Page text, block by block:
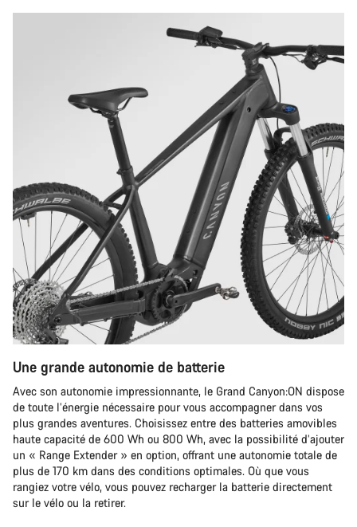
Une grande autonomie de batterie
Avec son autonomie impressionnante, le Grand Canyon:ON dispose
de toute l’énergie nécessaire pour vous accompagner dans vos
plus grandes aventures. Choisissez entre des batteries amovibles
haute capacité de 600 Wh ou 800 Wh, avec la possibilité d’ajouter
un « Range Extender » en option, offrant une autonomie totale de
plus de 170 km dans des conditions optimales. Où que vous
rangiez votre vélo, vous pouvez recharger la batterie directement
sur le vélo ou la retirer.